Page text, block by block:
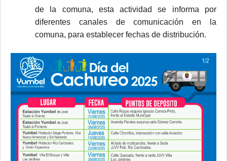
de la comuna, esta actividad se informa por
diferentes canales de comunicación en la
comuna, para establecer fechas de distribución.